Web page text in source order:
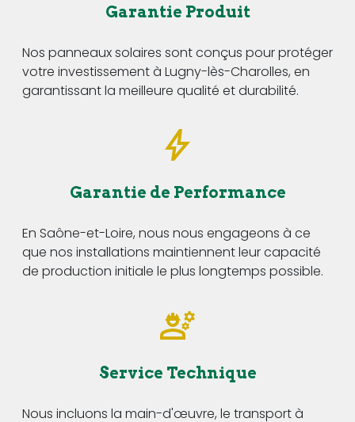
Garantie Produit
Nos panneaux solaires sont conçus pour protéger
votre investissement à Lugny-lès-Charolles, en
garantissant la meilleure qualité et durabilité.
Garantie de Performance
En Saône-et-Loire, nous nous engageons à ce
que nos installations maintiennent leur capacité
de production initiale le plus longtemps possible.
Service Technique
Nous incluons la main-d'œuvre, le transport à